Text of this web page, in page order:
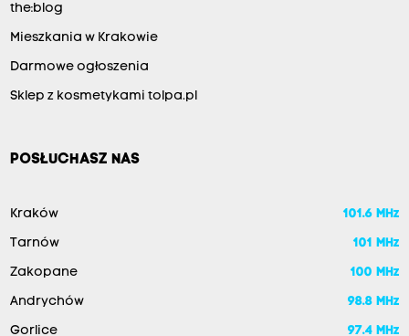
the:blog
Mieszkania w Krakowie
Darmowe ogłoszenia
Sklep z kosmetykami tolpa.pl
POSŁUCHASZ NAS
Kraków 101.6 MHz
Tarnów 101 MHz
Zakopane 100 MHz
Andrychów 98.8 MHz
Gorlice 97.4 MHz